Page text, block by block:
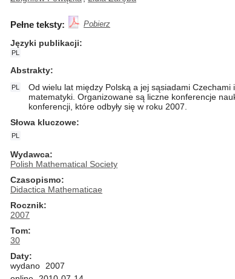
Pełne teksty: Pobierz
Języki publikacji
PL
Abstrakty
PL
Od wielu lat między Polską a jej sąsiadami
matematyki. Organizowane są liczne konferencje
konferencji, które odbyły się w roku 2007.
Słowa kluczowe
PL
Wydawca
Polish Mathematical Society
Czasopismo
Didactica Mathematicae
Rocznik
2007
Tom
30
Daty
wydano
2007